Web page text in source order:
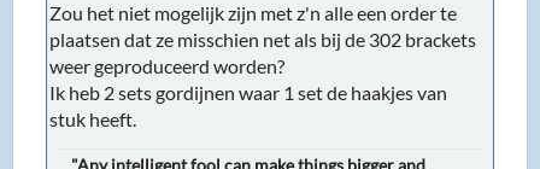
Zou het niet mogelijk zijn met z'n alle een order te
plaatsen dat ze misschien net als bij de 302 brackets
weer geproduceerd worden?
Ik heb 2 sets gordijnen waar 1 set de haakjes van
stuk heeft.